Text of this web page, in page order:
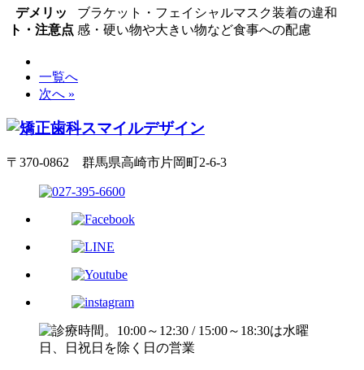
デメリッ
ト・注意点
ブラケット・フェイシャルマスク装着の違和
感・硬い物や大きい物など食事への配慮
一覧へ
次へ »
〒370-0862 群馬県高崎市片岡町2-6-3